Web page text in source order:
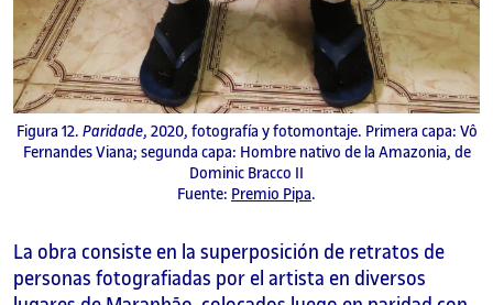
Figura 12. Paridade, 2020, fotografía y fotomontaje. Primera capa: Vô
Fernandes Viana; segunda capa: Hombre nativo de la Amazonia, de
Dominic Bracco II
Fuente: Premio Pipa.
La obra consiste en la superposición de retratos de
personas fotografiadas por el artista en diversos